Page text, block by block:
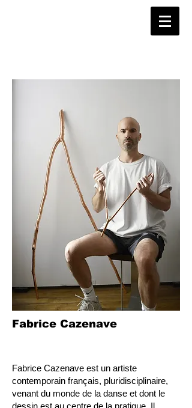
Fabrice Cazenave
Fabrice Cazenave est un artiste
contemporain français, pluridisciplinaire,
venant du monde de la danse et dont le
dessin est au centre de la pratique. Il